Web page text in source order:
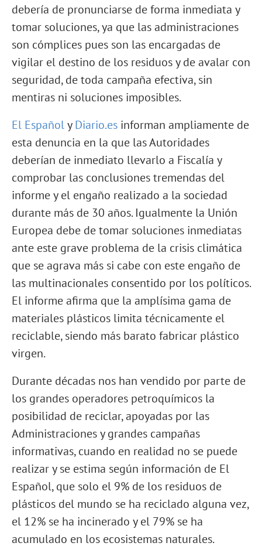
debería de pronunciarse de forma inmediata y
tomar soluciones, ya que las administraciones
son cómplices pues son las encargadas de
vigilar el destino de los residuos y de avalar con
seguridad, de toda campaña efectiva, sin
mentiras ni soluciones imposibles.
El EspañolyDiario.es informan ampliamente de
esta denuncia en la que las Autoridades
deberían de inmediato llevarlo a Fiscalía y
comprobar las conclusiones tremendas del
informe y el engaño realizado a la sociedad
durante más de 30 años. Igualmente la Unión
Europea debe de tomar soluciones inmediatas
ante este grave problema de la crisis climática
que se agrava más si cabe con este engaño de
las multinacionales consentido por los políticos.
El informe afirma que la amplísima gama de
materiales plásticos limita técnicamente el
reciclable, siendo más barato fabricar plástico
virgen.
Durante décadas nos han vendido por parte de
los grandes operadores petroquímicos la
posibilidad de reciclar, apoyadas por las
Administraciones y grandes campañas
informativas, cuando en realidad no se puede
realizar y se estima según información de El
Español, que solo el 9% de los residuos de
plásticos del mundo se ha reciclado alguna vez,
el 12% se ha incinerado y el 79% se ha
acumulado en los ecosistemas naturales.